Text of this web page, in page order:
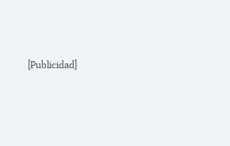
[Publicidad]